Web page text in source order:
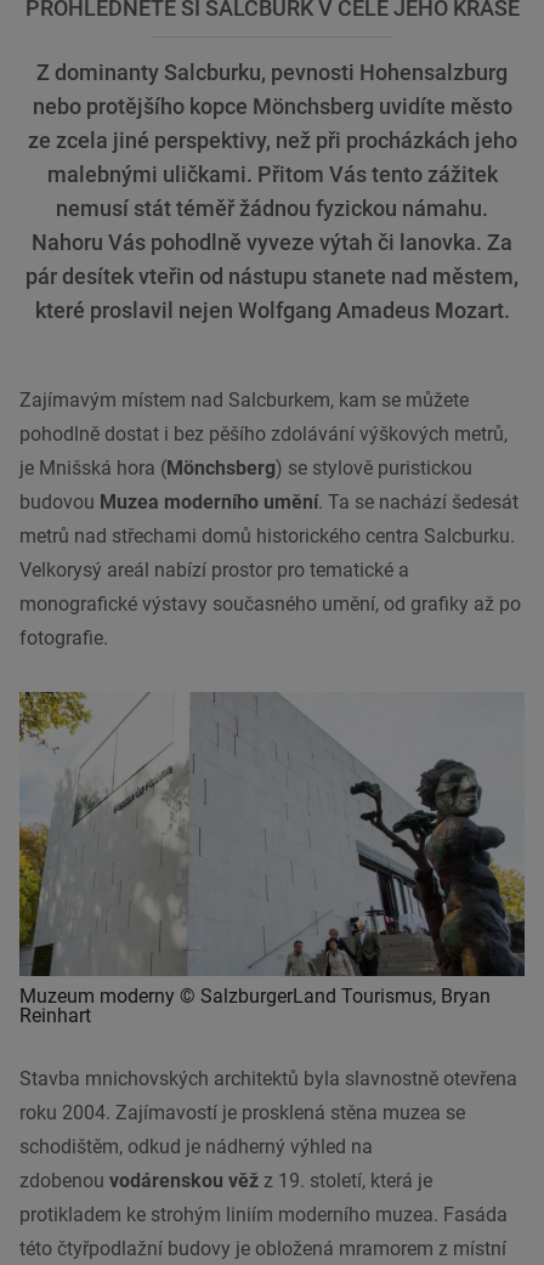
PROHLÉDNĚTE SI SALCBURK V CELÉ JEHO KRÁSE
Z dominanty Salcburku, pevnosti Hohensalzburg
nebo protějšího kopce Mönchsberg uvidíte město
ze zcela jiné perspektivy, než při procházkách jeho
malebnými uličkami. Přitom Vás tento zážitek
nemusí stát téměř žádnou fyzickou námahu.
Nahoru Vás pohodlně vyveze výtah či lanovka. Za
pár desítek vteřin od nástupu stanete nad městem,
které proslavil nejen Wolfgang Amadeus Mozart.
Zajímavým místem nad Salcburkem, kam se můžete
pohodlně dostat i bez pěšího zdolávání výškových metrů,
je Mnišská hora (Mönchsberg) se stylově puristickou
budovou Muzea moderního umění. Ta se nachází šedesát
metrů nad střechami domů historického centra Salcburku.
Velkorysý areál nabízí prostor pro tematické a
monografické výstavy současného umění, od grafiky až po
fotografie.
Muzeum moderny © SalzburgerLand Tourismus, Bryan
Reinhart
Stavba mnichovských architektů byla slavnostně otevřena
roku 2004. Zajímavostí je prosklená stěna muzea se
schodištěm, odkud je nádherný výhled na
zdobenou vodárenskou věž z 19. století, která je
protikladem ke strohým liniím moderního muzea. Fasáda
této čtyřpodlažní budovy je obložená mramorem z místní